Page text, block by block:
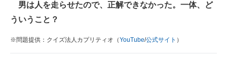
男は人を走らせたので、正解できなかった。一体、ど
ういうこと？
※問題提供：クイズ法人カプリティオ（YouTube/公式サイト ）